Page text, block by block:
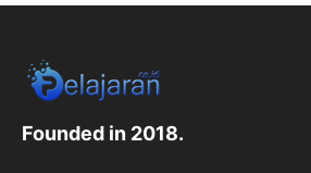
Founded in 2018.